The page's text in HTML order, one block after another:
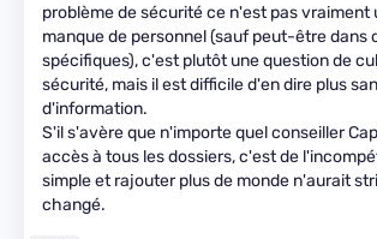
problème de sécurité ce n'est pas vraiment
manque de personnel (sauf peut-être dans
spécifiques), c'est plutôt une question de
sécurité, mais il est difficile d'en dire plus
d'information.
S'il s'avère que n'importe quel conseiller
accès à tous les dossiers, c'est de
simple et rajouter plus de monde n'aurait
changé.